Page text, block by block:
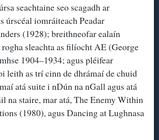
seachtaine seo scagadh ar
úrscéal iomráiteach Peadar
(1928); breithneofar ealaín
rogha sleachta as filíocht AE (George
1904–1934; agus pléifear
leith as trí cinn de dhrámaí de chuid
atá suite i nDún na nGall agus atá
na staire, mar atá, The Enemy Within
(1980), agus Dancing at Lughnasa